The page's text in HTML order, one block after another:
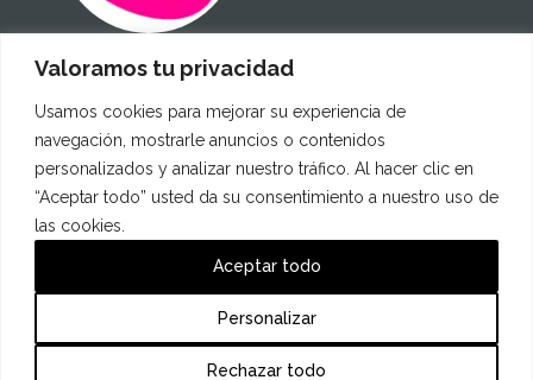
Valoramos tu privacidad
Usamos cookies para mejorar su experiencia de
navegación, mostrarle anuncios o contenidos
personalizados y analizar nuestro tráfico. Al hacer clic en
“Aceptar todo” usted da su consentimiento a nuestro uso de
las cookies.
Personalizar
Rechazar todo
Aceptar todo
Certificados